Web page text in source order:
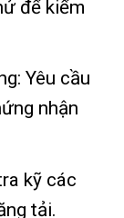
để kiểm
Yêu cầu
nhận
kỹ các
tải.